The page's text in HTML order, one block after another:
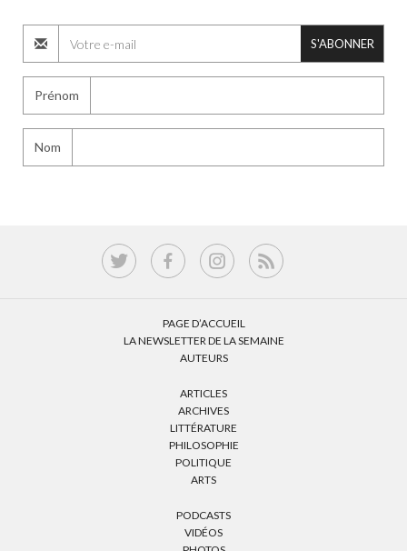
S'ABONNER
Prénom
Nom
PAGE D’ACCUEIL
LA NEWSLETTER DE LA SEMAINE
AUTEURS
ARTICLES
ARCHIVES
LITTÉRATURE
PHILOSOPHIE
POLITIQUE
ARTS
PODCASTS
VIDÉOS